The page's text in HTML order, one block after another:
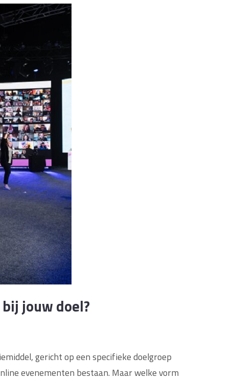
jouw doel?
gericht op een specifieke doelgroep
evenementen bestaan. Maar welke vorm